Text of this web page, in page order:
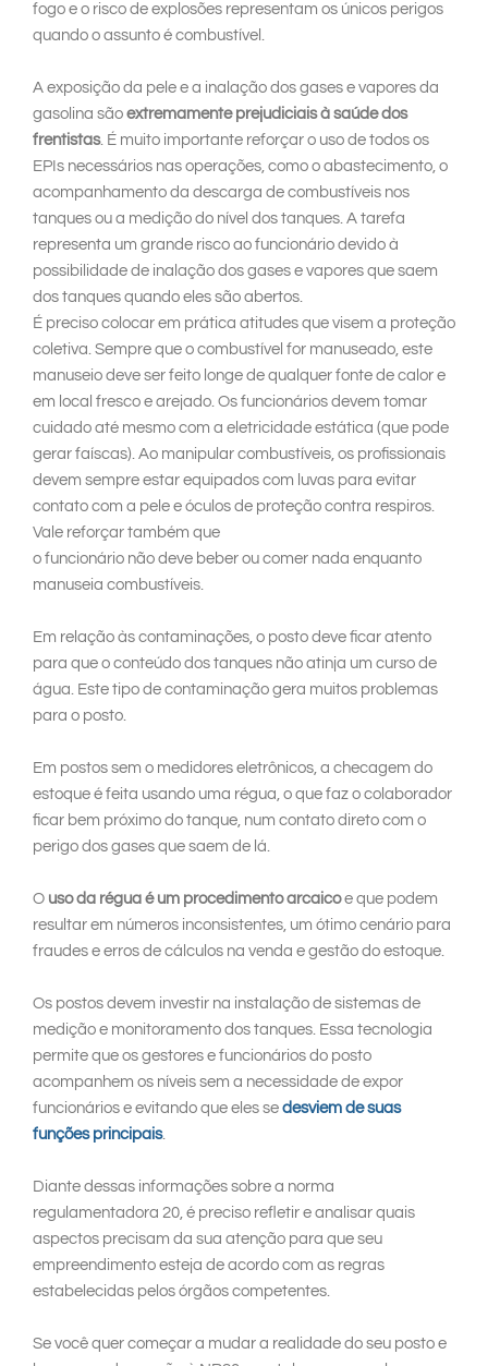
fogo e o risco de explosões representam os únicos perigos
quando o assunto é combustível.
A exposição da pele e a inalação dos gases e vapores da
gasolina são extremamente prejudiciais à saúde dos
frentistas. É muito importante reforçar o uso de todos os
EPIs necessários nas operações, como o abastecimento, o
acompanhamento da descarga de combustíveis nos
tanques ou a medição do nível dos tanques. A tarefa
representa um grande risco ao funcionário devido à
possibilidade de inalação dos gases e vapores que saem
dos tanques quando eles são abertos.
É preciso colocar em prática atitudes que visem a proteção
coletiva. Sempre que o combustível for manuseado, este
manuseio deve ser feito longe de qualquer fonte de calor e
em local fresco e arejado. Os funcionários devem tomar
cuidado até mesmo com a eletricidade estática (que pode
gerar faíscas). Ao manipular combustíveis, os profissionais
devem sempre estar equipados com luvas para evitar
contato com a pele e óculos de proteção contra respiros.
Vale reforçar também que
o funcionário não deve beber ou comer nada enquanto
manuseia combustíveis.
Em relação às contaminações, o posto deve ficar atento
para que o conteúdo dos tanques não atinja um curso de
água. Este tipo de contaminação gera muitos problemas
para o posto.
Em postos sem o medidores eletrônicos, a checagem do
estoque é feita usando uma régua, o que faz o colaborador
ficar bem próximo do tanque, num contato direto com o
perigo dos gases que saem de lá.
O uso da régua é um procedimento arcaicoe que podem
resultar em números inconsistentes, um ótimo cenário para
fraudes e erros de cálculos na venda e gestão do estoque.
Os postos devem investir na instalação de sistemas de
medição e monitoramento dos tanques. Essa tecnologia
permite que os gestores e funcionários do posto
acompanhem os níveis sem a necessidade de expor
funcionários e evitando que eles se desviem de suas
funções principais.
Diante dessas informações sobre a norma
regulamentadora 20, é preciso refletir e analisar quais
aspectos precisam da sua atenção para que seu
empreendimento esteja de acordo com as regras
estabelecidas pelos órgãos competentes.
Se você quer começar a mudar a realidade do seu posto e